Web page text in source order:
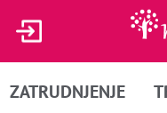
ZATRUDNJENJE